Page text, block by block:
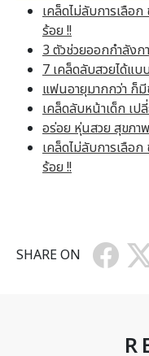
เคล็ดไม่ลับการเลือก
ร้อย !!
3 ตัวช่วยออกกำลังก
7 เคล็ดลับสวยได้แบ
แฟนอายุมากกว่า ก็
เคล็ดลับหน้าเด็ก เป
อร่อย หุ่นสวย สุขภา
เคล็ดไม่ลับการเลือก
ร้อย !!
SHARE ON